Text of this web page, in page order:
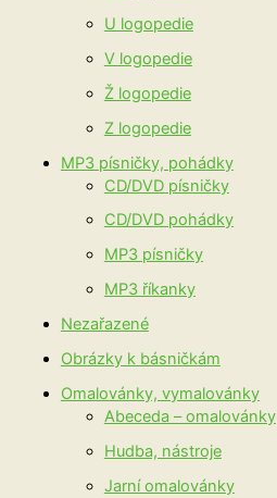
U logopedie
V logopedie
Ž logopedie
Z logopedie
MP3 písničky, pohádky
CD/DVD písničky
CD/DVD pohádky
MP3 písničky
MP3 říkanky
Nezařazené
Obrázky k básničkám
Omalovánky, vymalovánky
Abeceda – omalovánky
Hudba, nástroje
Jarní omalovánky